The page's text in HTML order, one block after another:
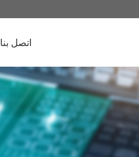
اتصل بنا